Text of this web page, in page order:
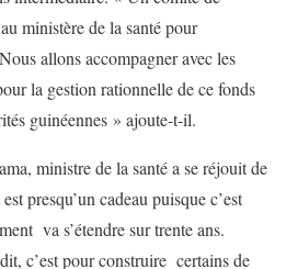
ministère de la santé pour
allons accompagner avec les
la gestion rationnelle de ce fonds
guinéennes » ajoute-t-il.
ministre de la santé a se réjouit de
presqu’un cadeau puisque c’est
va s’étendre sur trente ans.
c’est pour construire certains de